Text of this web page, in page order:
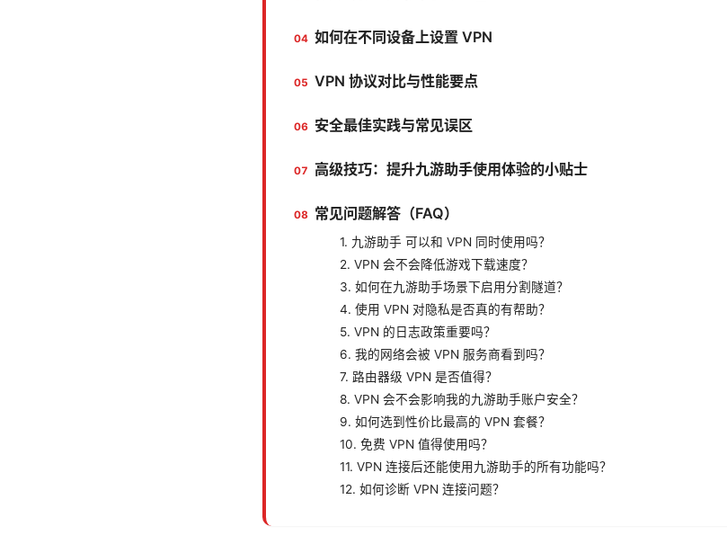
如何在不同设备上设置 VPN
VPN 协议对比与性能要点
安全最佳实践与常见误区
高级技巧：提升九游助手使用体验的小贴士
常见问题解答（FAQ）
1. 九游助手 可以和 VPN 同时使用吗？
2. VPN 会不会降低游戏下载速度？
3. 如何在九游助手场景下启用分割隧道？
4. 使用 VPN 对隐私是否真的有帮助？
5. VPN 的日志政策重要吗？
6. 我的网络会被 VPN 服务商看到吗？
7. 路由器级 VPN 是否值得？
8. VPN 会不会影响我的九游助手账户安全？
9. 如何选到性价比最高的 VPN 套餐？
10. 免费 VPN 值得使用吗？
11. VPN 连接后还能使用九游助手的所有功能吗？
12. 如何诊断 VPN 连接问题？